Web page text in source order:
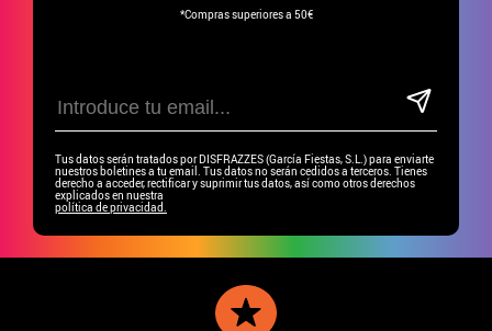
*Compras superiores a 50€
Tus datos serán tratados por DISFRAZZES (García Fiestas, S.L.) para enviarte
nuestros boletines a tu email. Tus datos no serán cedidos a terceros. Tienes
derecho a acceder, rectificar y suprimir tus datos, así como otros derechos
explicados en nuestra
política de privacidad.